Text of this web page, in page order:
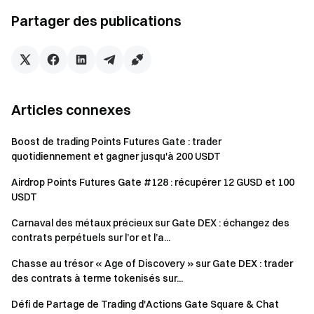
directement votre éligibilité aux airdrops, aux
Plus vos points sont élevés, plus vous pouvez accéder à
Calcul du solde : Un instantané quotidien est pris des
soldes USDT et BTC de votre compte Futures (calculé
en valeur USD). Si votre compte est en mode Compte
unifié (Marge par devise unique, Marge inter-devises ou
USDT et BTC de votre compte Spot sous le Compte
sont attribués en fonction du palier correspondant.
Remarques
vérification d’identité avant de pouvoir réclamer leurs
Partager des publications
Articles connexes
Boost de trading Points Futures Gate : trader
quotidiennement et gagner jusqu'à 200 USDT
Airdrop Points Futures Gate #128 : récupérer 12 GUSD et 100
USDT
Carnaval des métaux précieux sur Gate DEX : échangez des
contrats perpétuels sur l’or et l’a...
Chasse au trésor « Age of Discovery » sur Gate DEX : trader
des contrats à terme tokenisés sur...
Défi de Partage de Trading d'Actions Gate Square & Chat